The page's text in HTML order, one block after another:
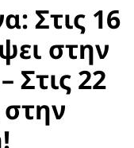
Στις 16
στην
Στις 22